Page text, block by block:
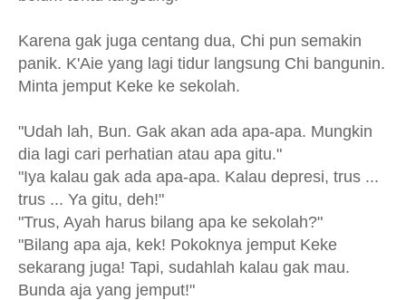
Karena gak juga centang dua, Chi pun semakin
panik. K'Aie yang lagi tidur langsung Chi bangunin.
Minta jemput Keke ke sekolah.
"Udah lah, Bun. Gak akan ada apa-apa. Mungkin
dia lagi cari perhatian atau apa gitu."
"Iya kalau gak ada apa-apa. Kalau depresi, trus ...
trus ... Ya gitu, deh!"
"Trus, Ayah harus bilang apa ke sekolah?"
"Bilang apa aja, kek! Pokoknya jemput Keke
sekarang juga! Tapi, sudahlah kalau gak mau.
Bunda aja yang jemput!"